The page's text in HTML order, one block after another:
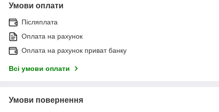
Умови оплати
Післяплата
Оплата на рахунок
Оплата на рахунок приват банку
Всі умови оплати
Умови повернення